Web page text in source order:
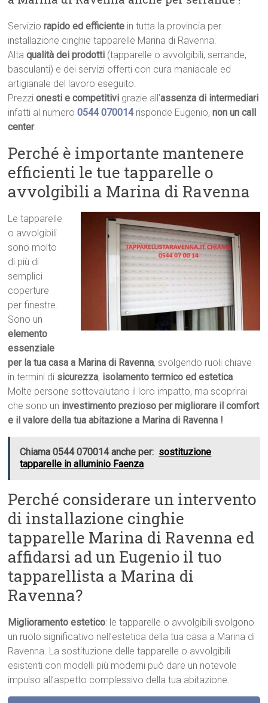
Serviziorapido ed efficiente in tutta la provincia per
installazione cinghie tapparelle Marina di Ravenna.
Altaqualità dei prodotti (tapparelle o avvolgibili, serrande,
basculanti) e dei servizi offerti con cura maniacale ed
artigianale del lavoro eseguito.
Prezzionesti e competitivi grazie all’assenza di intermediari
infatti al numero0544 070014 risponde Eugenio,non un call
center.
Perché è importante mantenere
efficienti le tue tapparelle o
avvolgibili a Marina di Ravenna
Le tapparelle
o avvolgibili
sono molto
di più di
semplici
coperture
per finestre.
Sono un
elemento
essenziale
per la tua casa a Marina di Ravenna, svolgendo ruoli chiave
in termini di sicurezza, isolamento termico ed estetica.
Molte persone sottovalutano il loro impatto, ma scoprirai
che sono un investimento prezioso per migliorare il comfort
e il valore della tua abitazione a Marina di Ravenna !
Chiama 0544 070014 anche per: sostituzione
tapparelle in alluminio Faenza
Perché considerare un intervento
di installazione cinghie
tapparelle Marina di Ravenna ed
affidarsi ad un Eugenio il tuo
tapparellista a Marina di
Ravenna?
Miglioramento estetico: le tapparelle o avvolgibili svolgono
un ruolo significativo nell’estetica della tua casa a Marina di
Ravenna. La sostituzione delle tapparelle o avvolgibili
esistenti con modelli più moderni può dare un notevole
impulso all’aspetto complessivo della tua abitazione.